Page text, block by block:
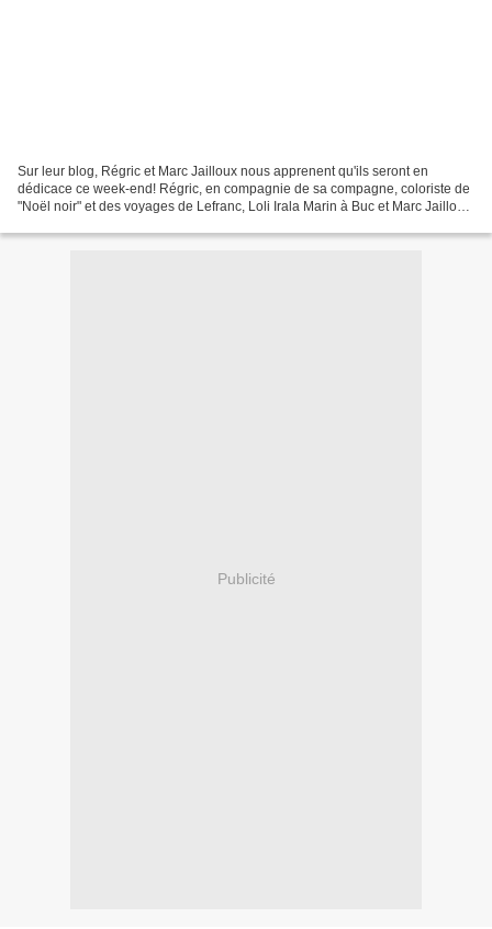
Sur leur blog, Régric et Marc Jailloux nous apprenent qu'ils seront en
dédicace ce week-end! Régric, en compagnie de sa compagne, coloriste de
"Noël noir" et des voyages de Lefranc, Loli Irala Marin à Buc et Marc Jailloux
Publicité